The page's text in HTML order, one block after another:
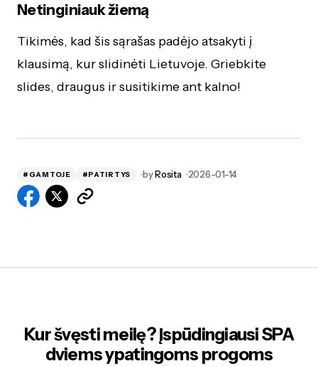
Netinginiauk žiemą
Tikimės, kad šis sąrašas padėjo atsakyti į
klausimą, kur slidinėti Lietuvoje. Griebkite
slides, draugus ir susitikime ant kalno!
#GAMTOJE #PATIRTYS byRosita 2026-01-14
Kur švęsti meilę? Įspūdingiausi SPA
dviems ypatingoms progoms